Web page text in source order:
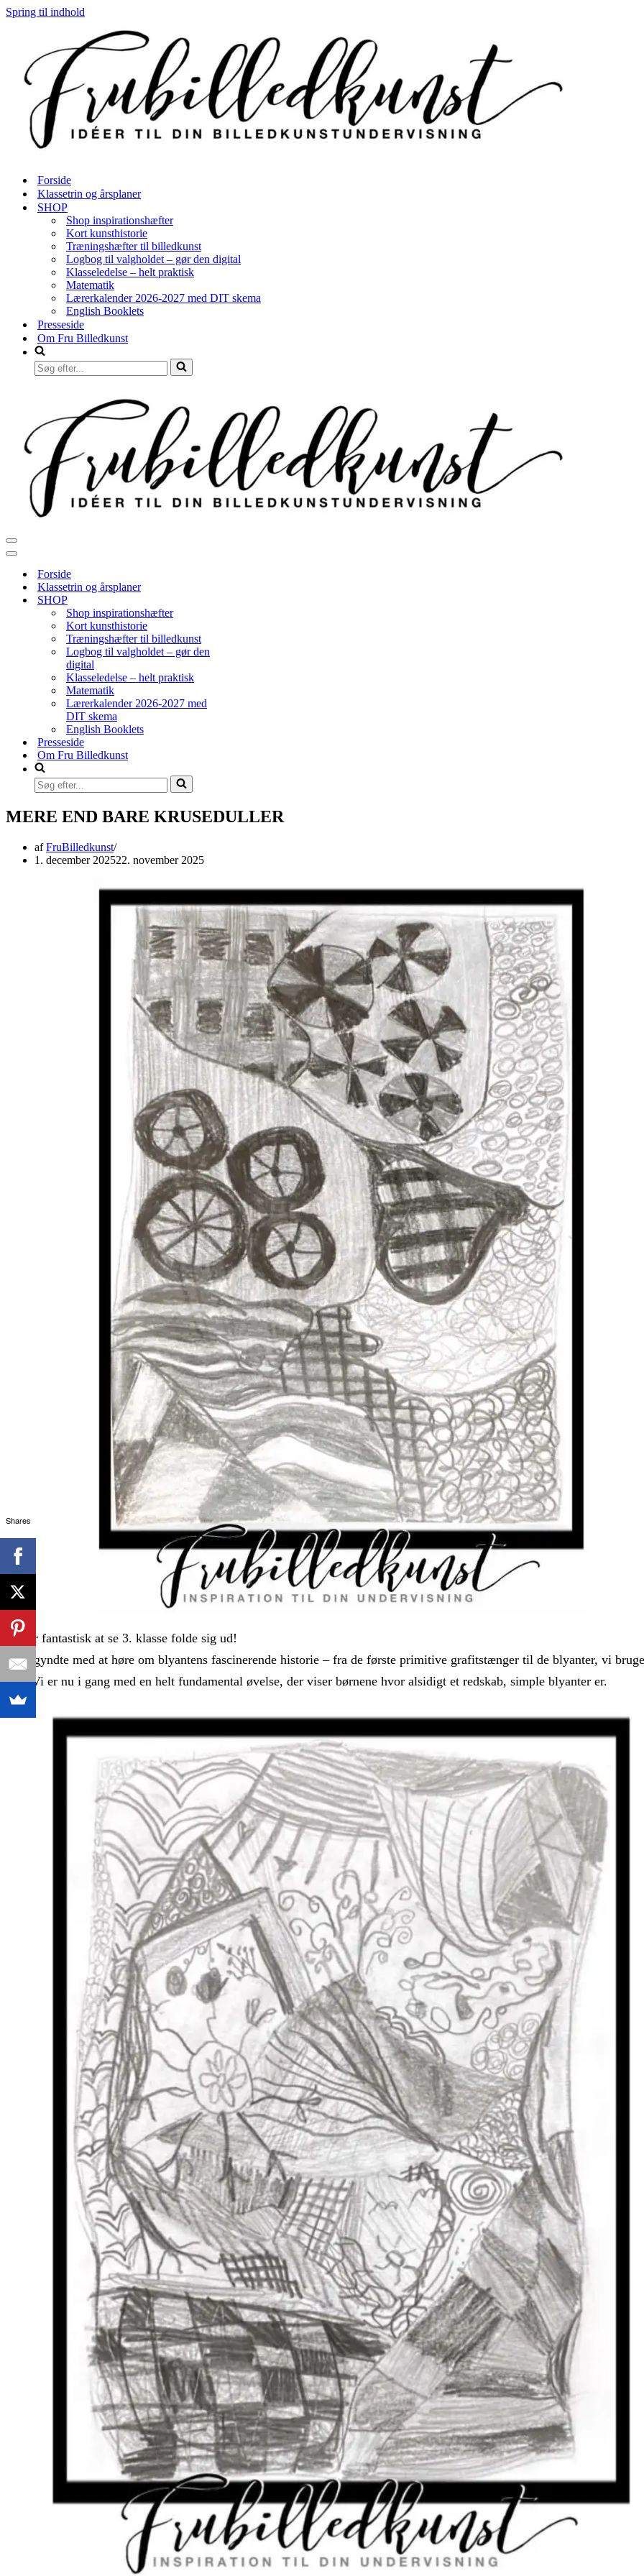
Spring til indhold
Forside
Klassetrin og årsplaner
SHOP
Shop inspirationshæfter
Kort kunsthistorie
Træningshæfter til billedkunst
Logbog til valgholdet – gør den digital
Klasseledelse – helt praktisk
Matematik
Lærerkalender 2026-2027 med DIT skema
English Booklets
Presseside
Om Fru Billedkunst
Søg
efter...
Navigation
menu
Navigation
Forside
Klassetrin og årsplaner
SHOP
Shop inspirationshæfter
Kort kunsthistorie
Træningshæfter til billedkunst
Logbog til valgholdet – gør den
digital
Klasseledelse – helt praktisk
Matematik
Lærerkalender 2026-2027 med
DIT skema
English Booklets
Presseside
Om Fru Billedkunst
Søg
efter...
MERE END BARE KRUSEDULLER
afFruBilledkunst
1. december 202522. november 2025
Det er fantastisk at se 3. klasse folde sig ud!
Vi begyndte med at høre om blyantens fascinerende historie – fra de første primitive grafitstænger til de blyanter, vi
dag. Vi er nu i gang med en helt fundamental øvelse, der viser børnene hvor alsidigt et redskab, simple blyanter er.
Shares